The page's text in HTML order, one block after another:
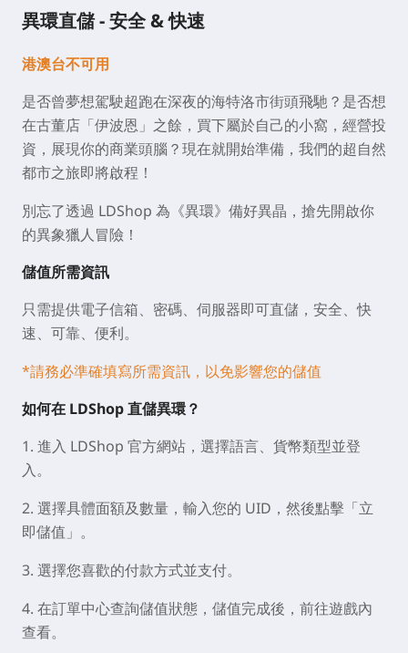
異環直儲 - 安全 & 快速
港澳台不可用
是否曾夢想駕駛超跑在深夜的海特洛市街頭飛馳？是否想
在古董店「伊波恩」之餘，買下屬於自己的小窩，經營投
資，展現你的商業頭腦？現在就開始準備，我們的超自然
都市之旅即將啟程！
別忘了透過 LDShop 為《異環》備好異晶，搶先開啟你
的異象獵人冒險！
儲值所需資訊
只需提供電子信箱、密碼、伺服器即可直儲，安全、快
速、可靠、便利。
*請務必準確填寫所需資訊，以免影響您的儲值
如何在 LDShop 直儲異環？
1. 進入 LDShop 官方網站，選擇語言、貨幣類型並登
入。
2. 選擇具體面額及數量，輸入您的 UID，然後點擊「立
即儲值」。
3. 選擇您喜歡的付款方式並支付。
4. 在訂單中心查詢儲值狀態，儲值完成後，前往遊戲內
查看。